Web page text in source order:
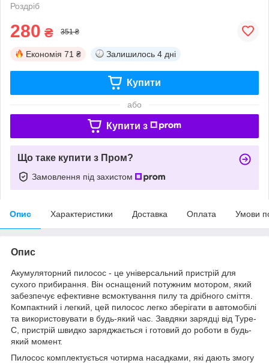
Роздріб
280 ₴ 351 ₴
Економія 71 ₴ Залишилось 4 дні
Купити
або
Купити з
Що таке купити з Пром?
Замовлення під захистом
Опис Характеристики Доставка Оплата Умови
Опис
Акумуляторний пилосос - це універсальний пристрій для
сухого прибирання. Він оснащений потужним мотором, який
забезпечує ефективне всмоктування пилу та дрібного сміття.
Компактний і легкий, цей пилосос легко зберігати в автомобілі
та використовувати в будь-який час. Завдяки зарядці від Type-
C, пристрій швидко заряджається і готовий до роботи в будь-
який момент.
Пилосос комплектується чотирма насадками, які дають змогу